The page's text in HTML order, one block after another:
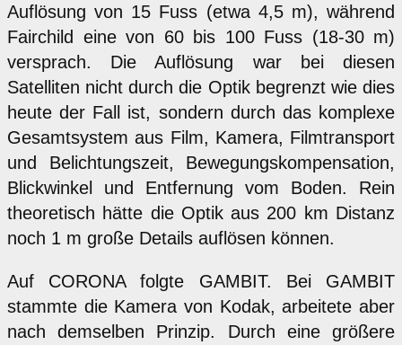
Auflösung von 15 Fuss (etwa 4,5 m), während
Fairchild eine von 60 bis 100 Fuss (18-30 m)
versprach. Die Auflösung war bei diesen
Satelliten nicht durch die Optik begrenzt wie dies
heute der Fall ist, sondern durch das komplexe
Gesamtsystem aus Film, Kamera, Filmtransport
und Belichtungszeit, Bewegungskompensation,
Blickwinkel und Entfernung vom Boden. Rein
theoretisch hätte die Optik aus 200 km Distanz
noch 1 m große Details auflösen können.
Auf CORONA folgte GAMBIT. Bei GAMBIT
stammte die Kamera von Kodak, arbeitete aber
nach demselben Prinzip. Durch eine größere